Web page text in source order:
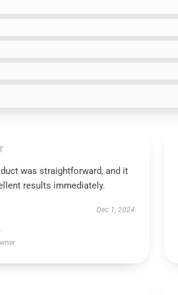
was straightforward, and it
results immediately.
Dec 1, 2024